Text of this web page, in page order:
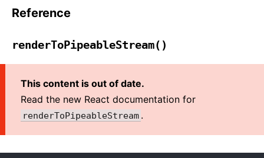
Reference
renderToPipeableStream()
This content is out of date.
Read the new React documentation for
renderToPipeableStream .
React
React.Component
ReactDOM
ReactDOMClient
ReactDOMServer